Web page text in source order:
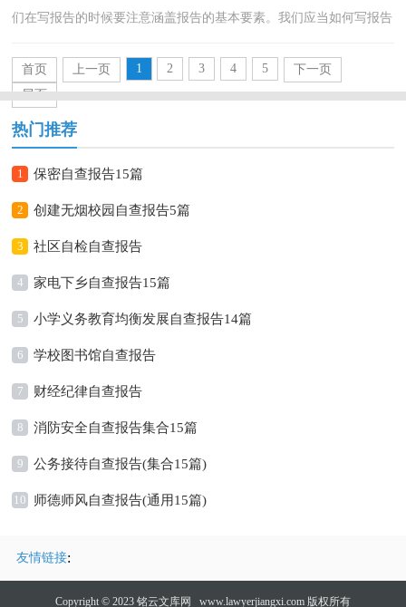
们在写报告的时候要注意涵盖报告的基本要素。我们应当如何写报告
首页
上一页 1 2 3 4 5
下一页
尾页
热门推荐
1 保密自查报告15篇
2 创建无烟校园自查报告5篇
3 社区自检自查报告
4 家电下乡自查报告15篇
5 小学义务教育均衡发展自查报告14篇
6 学校图书馆自查报告
7 财经纪律自查报告
8 消防安全自查报告集合15篇
9 公务接待自查报告(集合15篇)
10 师德师风自查报告(通用15篇)
友情链接:
Copyright © 2023 铭云文库网 www.lawyerjiangxi.com 版权所有